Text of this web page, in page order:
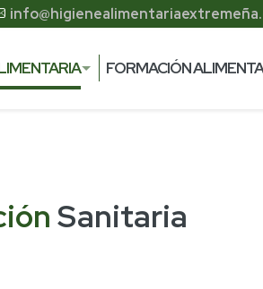
FORMACIÓN
Alimentaria
Sanitaria